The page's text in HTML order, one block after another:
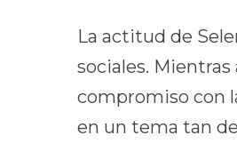
La actitud de
sociales.
compromiso con
en un tema tan